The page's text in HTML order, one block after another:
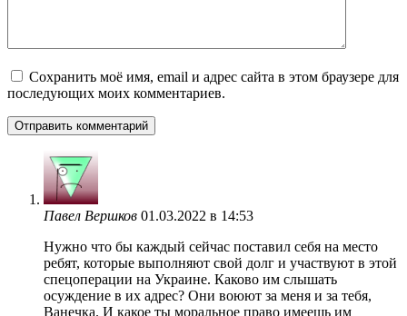
Сохранить моё имя, email и адрес сайта в этом браузере для
последующих моих комментариев.
Павел Вершков 01.03.2022 в 14:53
Нужно что бы каждый сейчас поставил себя на место
ребят, которые выполняют свой долг и участвуют в этой
спецоперации на Украине. Каково им слышать
осуждение в их адрес? Они воюют за меня и за тебя,
Ванечка. И какое ты моральное право имеешь им